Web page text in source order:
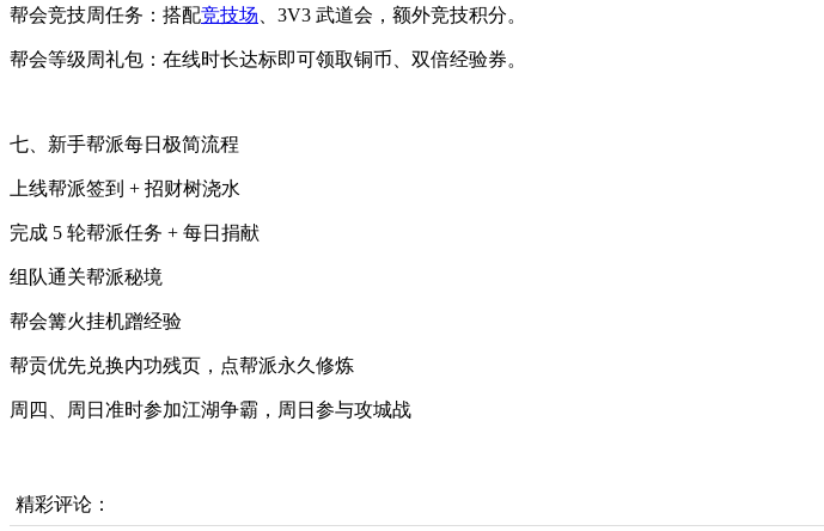
帮会竞技周任务：搭配竞技场 、3V3 武道会，额外竞技积分。
帮会等级周礼包：在线时长达标即可领取铜币、双倍经验券。
七、新手帮派每日极简流程
上线帮派签到 + 招财树浇水
完成 5 轮帮派任务 + 每日捐献
组队通关帮派秘境
帮会篝火挂机蹭经验
帮贡优先兑换内功残页，点帮派永久修炼
周四、周日准时参加江湖争霸，周日参与攻城战
精彩评论：